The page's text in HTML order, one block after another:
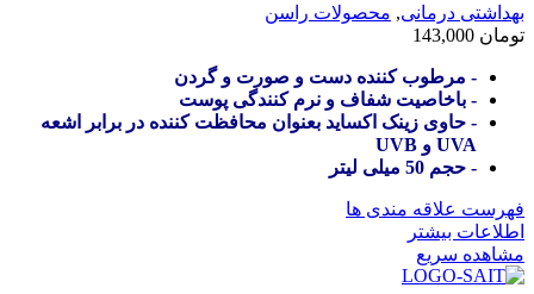
بهداشتی درمانی, محصولات راسن
تومان
- مرطوب کننده دست و صورت و گردن
- باخاصیت شفاف و نرم کنندگی پوست
- حاوی زینک اکساید بعنوان محافظت کننده در برابر اشعه
UVA و UVB
- حجم 50 میلی لیتر
فهرست علاقه مندی ها
اطلاعات بیشتر
مشاهده سریع